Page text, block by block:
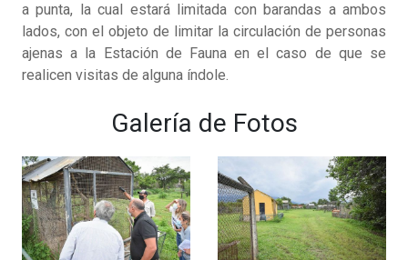
a punta, la cual estará limitada con barandas a ambos
lados, con el objeto de limitar la circulación de personas
ajenas a la Estación de Fauna en el caso de que se
realicen visitas de alguna índole.
Galería de Fotos